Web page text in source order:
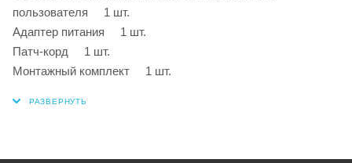
пользователя 1 шт.
Адаптер питания 1 шт.
Патч-корд 1 шт.
Монтажный комплект 1 шт.